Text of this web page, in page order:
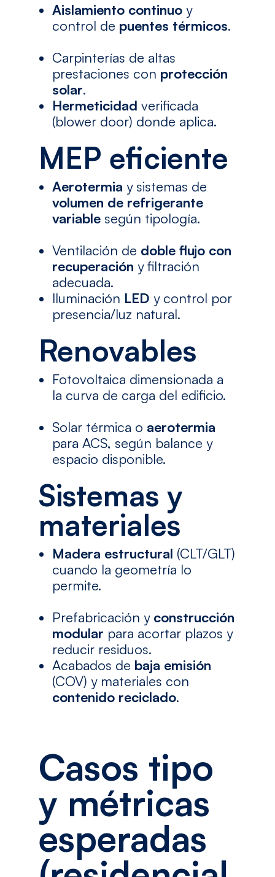
Aislamiento continuoy
control de puentes térmicos.
Carpinterías de altas
prestaciones con protección
solar.
Hermeticidad verificada
(blower door) donde aplica.
MEP eficiente
Aerotermia y sistemas de
volumen de refrigerante
variablesegún tipología.
Ventilación de doble flujo con
recuperación y filtración
adecuada.
Iluminación LED y control por
presencia/luz natural.
Renovables
Fotovoltaica dimensionada a
la curva de carga del edificio.
Solar térmica o aerotermia
para ACS, según balance y
espacio disponible.
Sistemas y
materiales
Madera estructural (CLT/GLT)
cuando la geometría lo
permite.
Prefabricación y construcción
modular para acortar plazos y
reducir residuos.
Acabados de baja emisión
(COV) y materiales con
contenido reciclado.
Casos tipo
y métricas
esperadas